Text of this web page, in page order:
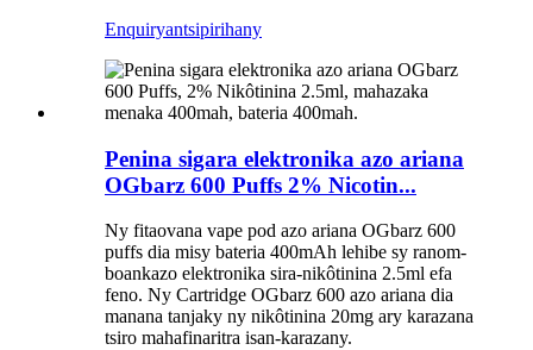
Enquiryantsipirihany
Penina sigara elektronika azo ariana
OGbarz 600 Puffs 2% Nicotin...
Ny fitaovana vape pod azo ariana OGbarz 600
puffs dia misy bateria 400mAh lehibe sy ranom-
boankazo elektronika sira-nikôtinina 2.5ml efa
feno. Ny Cartridge OGbarz 600 azo ariana dia
manana tanjaky ny nikôtinina 20mg ary karazana
tsiro mahafinaritra isan-karazany.